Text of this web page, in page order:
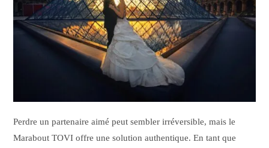
Perdre un partenaire aimé peut sembler irréversible, mais le
Marabout TOVI offre une solution authentique. En tant que